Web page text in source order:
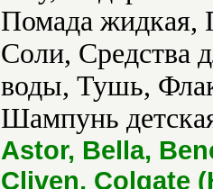
Помада жидкая,
Соли, Средства
воды, Тушь,
Шампунь
Astor, Bella,
Cliven, Colgate